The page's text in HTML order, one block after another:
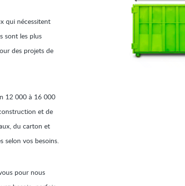
qui nécessitent
sont les plus
des projets de
12 000 à 16 000
et de
du carton et
selon vos besoins.
pour nous